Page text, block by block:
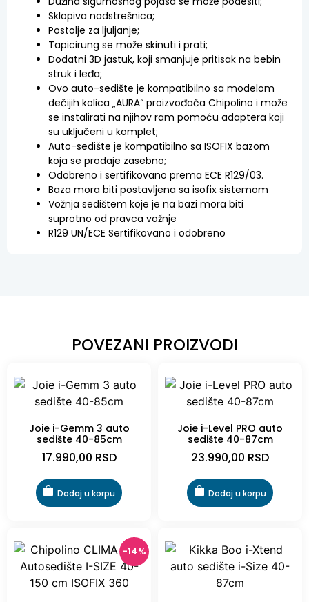
Sklopiva nadstrešnica;
Postolje za ljuljanje;
Tapicirung se može skinuti i prati;
Dodatni 3D jastuk, koji smanjuje pritisak na bebin
struk i leđa;
Ovo auto-sedište je kompatibilno sa modelom
dečijih kolica „AURA“ proizvođača Chipolino i može
se instalirati na njihov ram pomoću adaptera koji
su uključeni u komplet;
Auto-sedište je kompatibilno sa ISOFIX bazom
koja se prodaje zasebno;
Odobreno i sertifikovano prema ECE R129/03.
Baza mora biti postavljena sa isofix sistemom
Vožnja sedištem koje je na bazi mora biti
suprotno od pravca vožnje
R129 UN/ECE Sertifikovano i odobreno
POVEZANI PROIZVODI
Joie i-Gemm 3 auto
sedište 40-85cm
17.990,00 RSD
Dodaj u korpu
Joie i-Level PRO auto
sedište 40-87cm
23.990,00 RSD
Dodaj u korpu
-14%